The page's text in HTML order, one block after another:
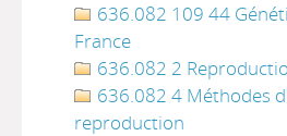
636.082 109 44
France
636.082 2
636.082 4 Méthodes
reproduction